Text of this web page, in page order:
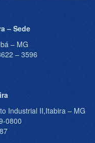
– Sede
– MG
– 3596
Industrial II,Itabira – MG
0800